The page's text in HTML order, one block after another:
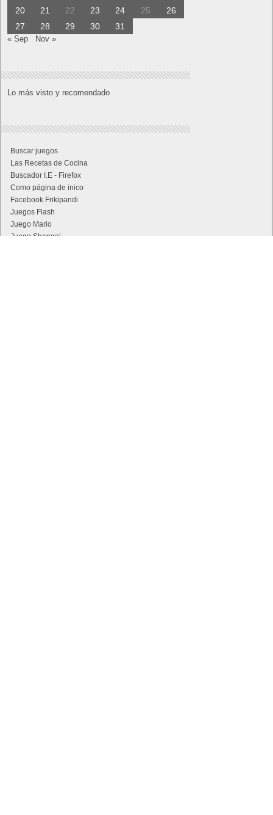
20
21 22 23 24 25
26
27
28 29 30 31
« Sep Nov »
Lo más visto y recomendado
Buscar juegos
Las Recetas de Cocina
Buscador I.E - Firefox
Como página de inico
Facebook Frikipandi
Juegos Flash
Juego Mario
Juego Shangai